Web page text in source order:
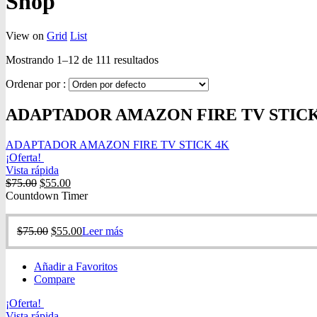
View on Grid List
Mostrando 1–12 de 111 resultados
Ordenar por :
ADAPTADOR AMAZON FIRE TV
ADAPTADOR AMAZON FIRE TV STICK 4K
¡Oferta!
Vista rápida
$75.00 $55.00
Countdown Timer
$75.00 $55.00Leer más
Añadir a Favoritos
Compare
¡Oferta!